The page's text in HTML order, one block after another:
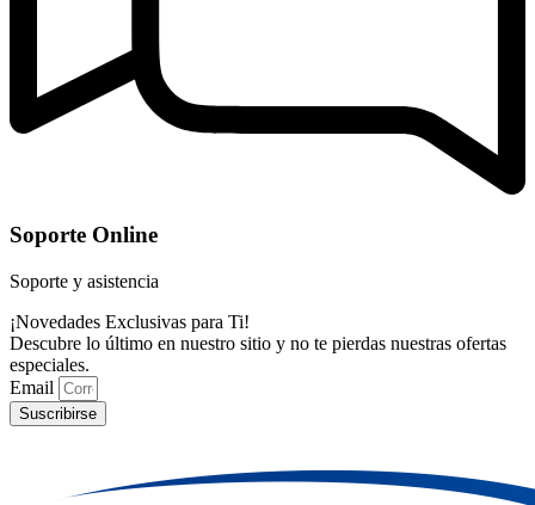
Soporte Online
Soporte y asistencia
¡Novedades Exclusivas para Ti!
Descubre lo último en nuestro sitio y no te pierdas nuestras ofertas
especiales.
Email
Suscribirse